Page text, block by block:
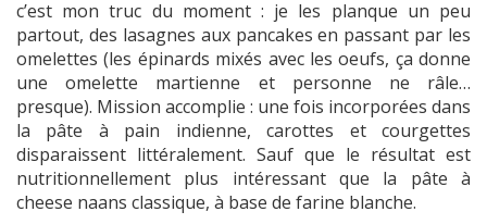
c’est mon truc du moment : je les planque un peu
partout, des lasagnes aux pancakes en passant par les
omelettes (les épinards mixés avec les oeufs, ça donne
une omelette martienne et personne ne râle…
presque). Mission accomplie : une fois incorporées dans
la pâte à pain indienne, carottes et courgettes
disparaissent littéralement. Sauf que le résultat est
nutritionnellement plus intéressant que la pâte à
cheese naans classique, à base de farine blanche.